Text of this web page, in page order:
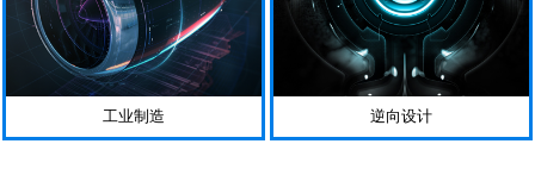
工业制造 逆向设计